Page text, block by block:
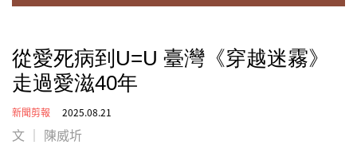
從愛死病到U=U 臺灣《穿越迷霧》
走過愛滋40年
新聞剪報 2025.08.21
文 ｜ 陳威圻